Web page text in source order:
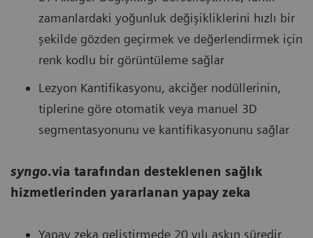
zamanlardaki yoğunluk değişikliklerini hızlı bir
şekilde gözden geçirmek ve değerlendirmek için
renk kodlu bir görüntüleme sağlar
Lezyon Kantifikasyonu, akciğer nodüllerinin,
tiplerine göre otomatik veya manuel 3D
segmentasyonunu ve kantifikasyonunu sağlar
syngo.via tarafından desteklenen sağlık
hizmetlerinden yararlanan yapay zeka
Yapay zeka geliştirmede 20 yılı aşkın süredir